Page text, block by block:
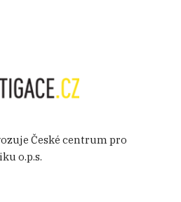
České centrum pro
o.p.s.